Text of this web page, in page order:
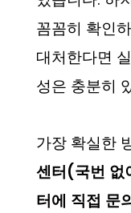
꼼꼼히 확인
대처한다면
성은 충분히
가장 확실한
센터(국번 없
터에 직접 문